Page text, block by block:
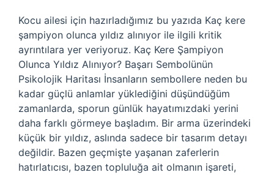
Kocu ailesi için hazırladığımız bu yazıda Kaç kere
şampiyon olunca yıldız alınıyor ile ilgili kritik
ayrıntılara yer veriyoruz. Kaç Kere Şampiyon
Olunca Yıldız Alınıyor? Başarı Sembolünün
Psikolojik Haritası İnsanların sembollere neden bu
kadar güçlü anlamlar yüklediğini düşündüğüm
zamanlarda, sporun günlük hayatımızdaki yerini
daha farklı görmeye başladım. Bir arma üzerindeki
küçük bir yıldız, aslında sadece bir tasarım detayı
değildir. Bazen geçmişte yaşanan zaferlerin
hatırlatıcısı, bazen topluluğa ait olmanın işareti,